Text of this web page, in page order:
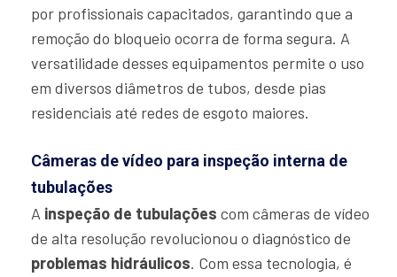
por profissionais capacitados, garantindo que a
remoção do bloqueio ocorra de forma segura. A
versatilidade desses equipamentos permite o uso
em diversos diâmetros de tubos, desde pias
residenciais até redes de esgoto maiores.
Câmeras de vídeo para inspeção interna de
tubulações
A inspeção de tubulações com câmeras de vídeo
de alta resolução revolucionou o diagnóstico de
problemas hidráulicos. Com essa tecnologia, é